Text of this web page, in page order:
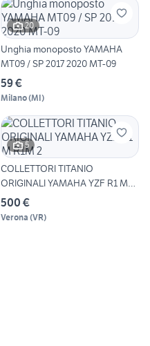
20
Unghia monoposto YAMAHA
MT09 / SP 2017 2020 MT-09
59 €
Milano(MI)
5
COLLETTORI TITANIO
ORIGINALI YAMAHA YZF R1 M
R1M 2
500 €
Verona (VR)